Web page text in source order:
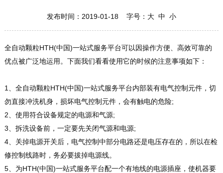
发布时间：2019-01-18 字号： 大 中 小
全自动颗粒HTH(中国)一站式服务平台可以因操作方便、高效可靠的
优点被广泛地运用。下面我们看看使用它的时候的注意事项如下：
1、全自动颗粒HTH(中国)一站式服务平台内部装有电气控制元件，切
勿直接冲洗机身，损坏电气控制元件，会有触电的危险;
2、使用符合设备规定的电源和气源;
3、拆洗设备前，一定要先关闭气源和电源;
4、关掉电源开关后，电气控制中部分电路还是电压存在的，所以在检
修控制线路时，务必要拔掉电源线。
5、为HTH(中国)一站式服务平台配一个有地线的电源插座，使机器要